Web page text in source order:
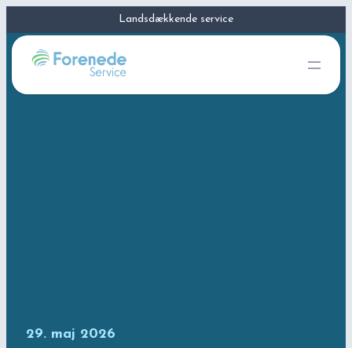
Landsdækkende service
29. maj 2026